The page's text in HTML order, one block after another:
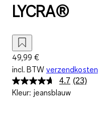
LYCRA®
49,99 €
incl. BTW verzendkosten
4.7 Lees
(23)
Kleur: jeansblauw